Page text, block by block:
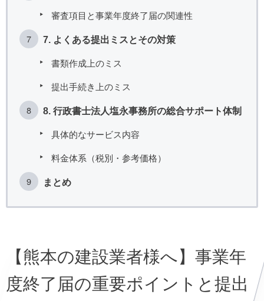
審査項目と事業年度終了届の関連性
7. よくある提出ミスとその対策
書類作成上のミス
提出手続き上のミス
8. 行政書士法人塩永事務所の総合サポート体制
具体的なサービス内容
料金体系（税別・参考価格）
まとめ
【熊本の建設業者様へ】事業年
度終了届の重要ポイントと提出